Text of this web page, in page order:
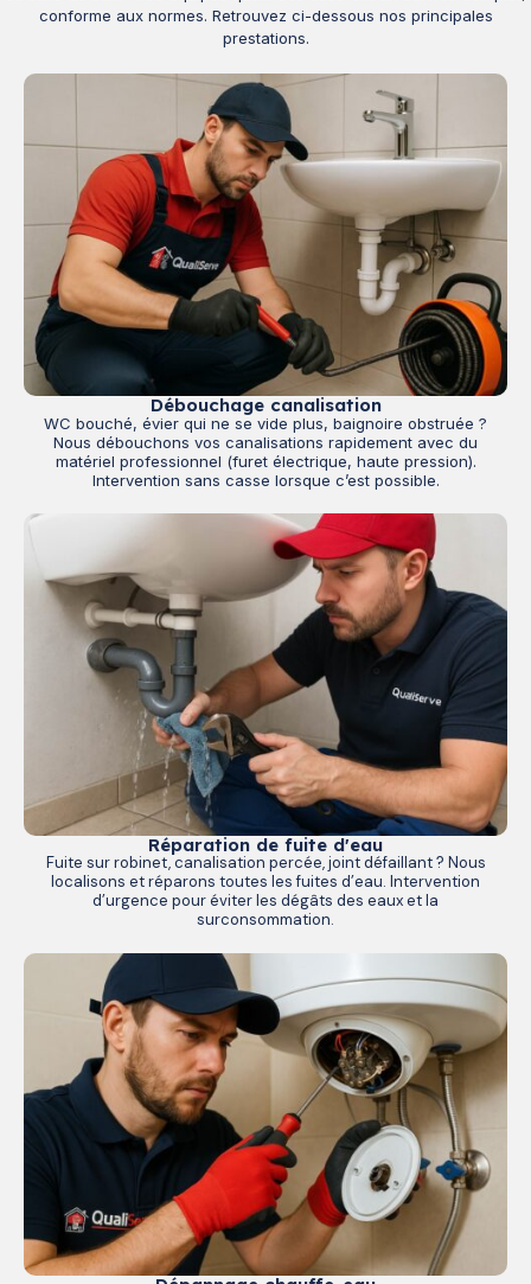
conforme aux normes. Retrouvez ci-dessous nos principales
prestations.
Débouchage canalisation
WC bouché, évier qui ne se vide plus, baignoire obstruée ?
Nous débouchons vos canalisations rapidement avec du
matériel professionnel (furet électrique, haute pression).
Intervention sans casse lorsque c’est possible.
Réparation de fuite d'eau
Fuite sur robinet, canalisation percée, joint défaillant ? Nous
localisons et réparons toutes les fuites d’eau. Intervention
d’urgence pour éviter les dégâts des eaux et la
surconsommation.